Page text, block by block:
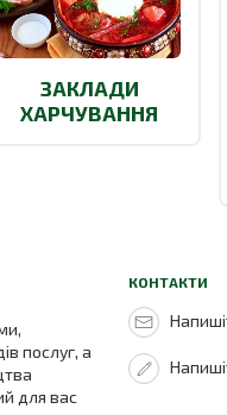
ЗАКЛАДИ
ХАРЧУВАННЯ
послуг, а
для вас
КОНТАКТИ